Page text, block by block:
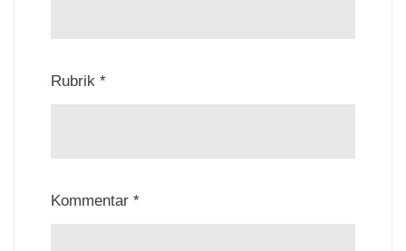
Rubrik *
Kommentar *